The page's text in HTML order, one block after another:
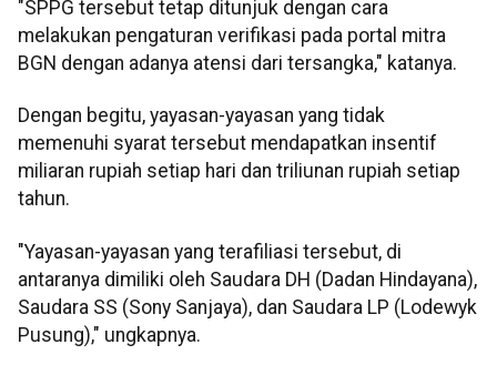
"SPPG tersebut tetap ditunjuk dengan cara
melakukan pengaturan verifikasi pada portal mitra
BGN dengan adanya atensi dari tersangka," katanya.
Dengan begitu, yayasan-yayasan yang tidak
memenuhi syarat tersebut mendapatkan insentif
miliaran rupiah setiap hari dan triliunan rupiah setiap
tahun.
"Yayasan-yayasan yang terafiliasi tersebut, di
antaranya dimiliki oleh Saudara DH (Dadan Hindayana),
Saudara SS (Sony Sanjaya), dan Saudara LP (Lodewyk
Pusung)," ungkapnya.